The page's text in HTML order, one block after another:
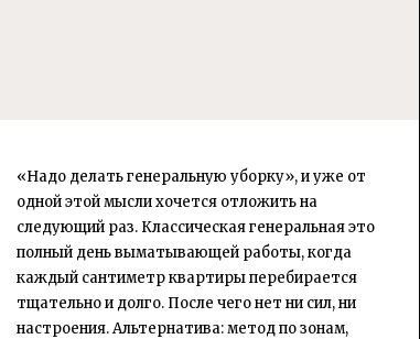
«Надо делать генеральную уборку», и уже от
одной этой мысли хочется отложить на
следующий раз. Классическая генеральная это
полный день выматывающей работы, когда
каждый сантиметр квартиры перебирается
тщательно и долго. После чего нет ни сил, ни
настроения. Альтернатива: метод по зонам,